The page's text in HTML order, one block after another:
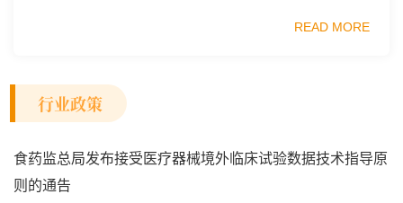
范区生物医药行业协会、瑞士日内瓦长寿科学...
READ MORE
行业政策
食药监总局发布接受医疗器械境外临床试验数据技术指导原
则的通告